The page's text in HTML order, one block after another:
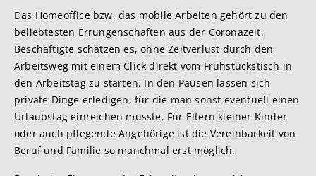
Das Homeoffice bzw. das mobile Arbeiten gehört zu den
beliebtesten Errungenschaften aus der Coronazeit.
Beschäftigte schätzen es, ohne Zeitverlust durch den
Arbeitsweg mit einem Click direkt vom Frühstückstisch in
den Arbeitstag zu starten. In den Pausen lassen sich
private Dinge erledigen, für die man sonst eventuell einen
Urlaubstag einreichen musste. Für Eltern kleiner Kinder
oder auch pflegende Angehörige ist die Vereinbarkeit von
Beruf und Familie so manchmal erst möglich.